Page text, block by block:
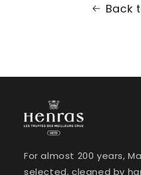
Back
For almost 200 years,
selected, cleaned by